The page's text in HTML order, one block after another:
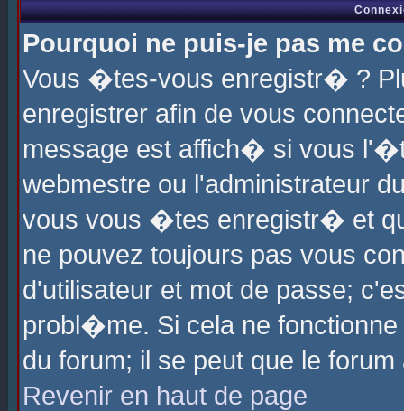
Pourquoi ne puis-je pas me
Vous �tes-vous enregistr� ?
enregistrer afin de vous
message est affich� si vous
webmestre ou l'administrateur
vous vous �tes enregistr� et
ne pouvez toujours pas vous
d'utilisateur et mot de passe;
probl�me. Si cela ne
du forum; il se peut que le
Revenir en haut de page